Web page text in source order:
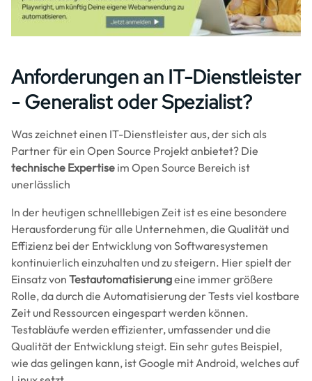
Anforderungen an IT-Dienstleister
- Generalist oder Spezialist?
Was zeichnet einen IT-Dienstleister aus, der sich als
Partner für ein Open Source Projekt anbietet? Die
technische Expertise im Open Source Bereich ist
unerlässlich
In der heutigen schnelllebigen Zeit ist es eine besondere
Herausforderung für alle Unternehmen, die Qualität und
Effizienz bei der Entwicklung von Softwaresystemen
kontinuierlich einzuhalten und zu steigern. Hier spielt der
Einsatz von Testautomatisierungeine immer größere
Rolle, da durch die Automatisierung der Tests viel kostbare
Zeit und Ressourcen eingespart werden können.
Testabläufe werden effizienter, umfassender und die
Qualität der Entwicklung steigt. Ein sehr gutes Beispiel,
wie das gelingen kann, ist Google mit Android, welches auf